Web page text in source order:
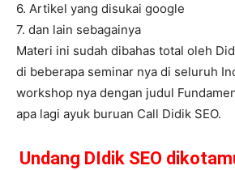
6. Artikel yang disukai google
7. dan lain sebagainya
Materi ini sudah dibahas total oleh
di beberapa seminar nya di seluruh
workshop nya dengan judul
apa lagi ayuk buruan Call Didik SEO.
Undang DIdik SEO